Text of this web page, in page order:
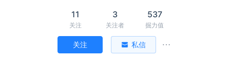
11
关注
3
关注者
537
掘力值
关注 私信